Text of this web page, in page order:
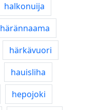
halkonuija
härännaama
härkävuori
hauisliha
hepojoki